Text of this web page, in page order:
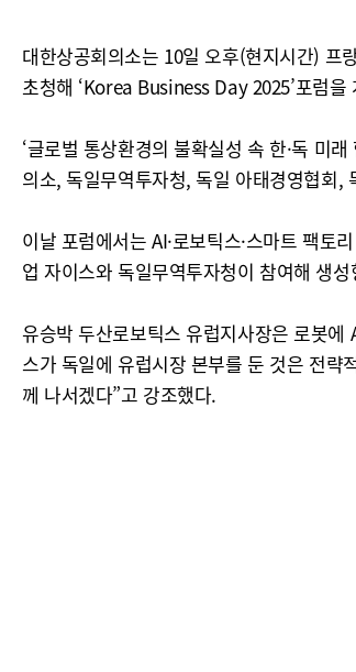
대한상공회의소는 10일 오후(현지시간) 프
초청해 ‘Korea Business Day 2025’포럼을
‘글로벌 통상환경의 불확실성 속 한·독 미
의소, 독일무역투자청, 독일 아태경영협회
이날 포럼에서는 AI·로보틱스·스마트 팩
업 자이스와 독일무역투자청이 참여해 생
유승박 두산로보틱스 유럽지사장은 로봇
스가 독일에 유럽시장 본부를 둔 것은 전략
께 나서겠다”고 강조했다.